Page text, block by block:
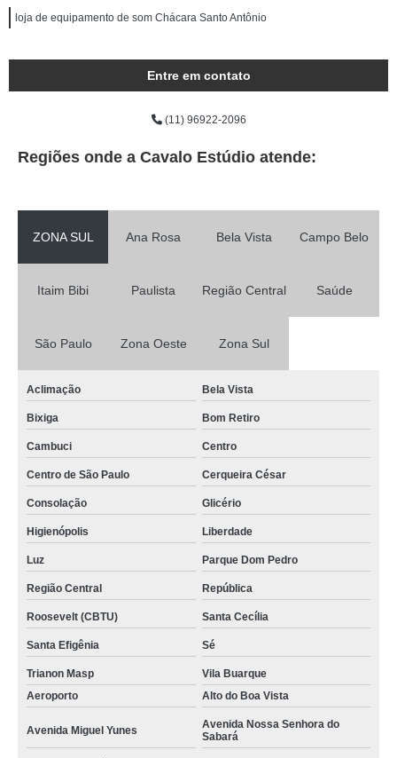
loja de equipamento de som Chácara Santo Antônio
Entre em contato
(11) 96922-2096
Regiões onde a Cavalo Estúdio atende:
ZONA SUL Ana Rosa Bela Vista Campo Belo
Itaim Bibi Paulista Região Central Saúde
São Paulo Zona Oeste Zona Sul
Aclimação Bela Vista
Bixiga Bom Retiro
Cambuci Centro
Centro de São Paulo Cerqueira César
Consolação Glicério
Higienópolis Liberdade
Luz Parque Dom Pedro
Região Central República
Roosevelt (CBTU) Santa Cecília
Santa Efigênia Sé
Trianon Masp
Vila Buarque
Aeroporto
Alto do Boa Vista
Avenida Miguel Yunes
Avenida Nossa Senhora do
Sabará